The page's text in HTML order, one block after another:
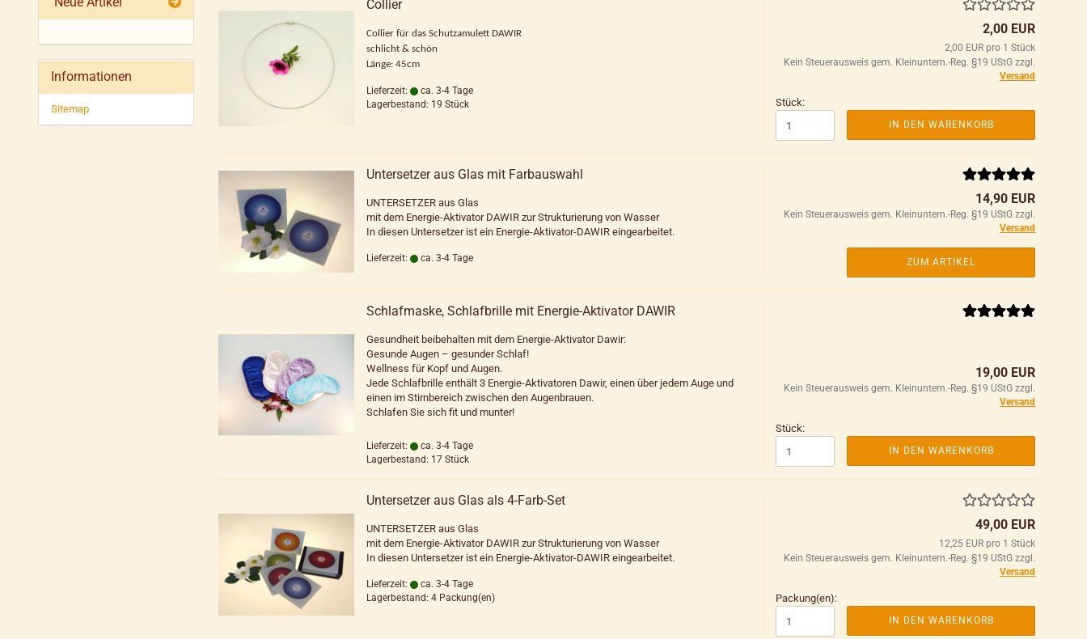
Collier
Collier für das Schutzamulett DAWIR
schlicht & schön
Länge: 45cm
Lieferzeit:
ca. 3-4 Tage
Lagerbestand: 19 Stück
2,00 EUR
2,00 EUR pro 1 Stück
Kein Steuerausweis gem. Kleinuntern.-Reg. §19 UStG zzgl.
Versand
Stück:
IN DEN WARENKORB
Untersetzer aus Glas mit Farbauswahl
UNTERSETZER aus Glas
mit dem Energie-Aktivator DAWIR zur Strukturierung von Wasser
In diesen Untersetzer ist ein Energie-Aktivator-DAWIR eingearbeitet.
Lieferzeit: ca. 3-4 Tage
14,90 EUR
Kein Steuerausweis gem. Kleinuntern.-Reg. §19 UStG zzgl.
Versand
ZUM ARTIKEL
Schlafmaske, Schlafbrille mit Energie-Aktivator DAWIR
Gesundheit beibehalten mit dem Energie-Aktivator Dawir:
Gesunde Augen – gesunder Schlaf!
Wellness für Kopf und Augen.
Jede Schlafbrille enthält 3 Energie-Aktivatoren Dawir, einen über jedem Auge und
einen im Stirnbereich zwischen den Augenbrauen.
Schlafen Sie sich fit und munter!
Lieferzeit:
ca. 3-4 Tage
Lagerbestand: 17 Stück
19,00 EUR
Kein Steuerausweis gem. Kleinuntern.-Reg. §19 UStG zzgl.
Versand
Stück:
IN DEN WARENKORB
Untersetzer aus Glas als 4-Farb-Set
UNTERSETZER aus Glas
mit dem Energie-Aktivator DAWIR zur Strukturierung von Wasser
In diesen Untersetzer ist ein Energie-Aktivator-DAWIR eingearbeitet.
Lieferzeit:
ca. 3-4 Tage
Lagerbestand: 4 Packung(en)
49,00 EUR
12,25 EUR pro 1 Stück
Kein Steuerausweis gem. Kleinuntern.-Reg. §19 UStG zzgl.
Versand
Packung(en):
IN DEN WARENKORB
Informationen
Sitemap